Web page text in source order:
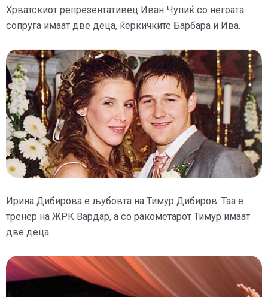
Хрватскиот репрезентативец Иван Чупиќ со негоата
сопруга имаат две деца, ќеркичките Барбара и Ива.
Ирина Дибирова е љубовта на Тимур Дибиров. Таа е
тренер на ЖРК Вардар, а со ракометарот Тимур имаат
две деца.